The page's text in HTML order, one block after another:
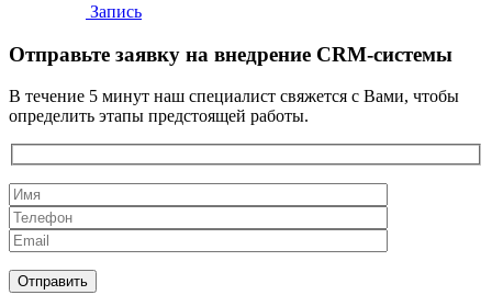
Запись
Отправьте заявку на внедрение CRM-системы
В течение 5 минут наш специалист свяжется с Вами, чтобы
определить этапы предстоящей работы.